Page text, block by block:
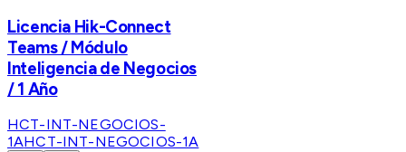
Licencia Hik-Connect
Teams / Módulo
Inteligencia de Negocios
/ 1 Año
HCT-INT-NEGOCIOS-
1AHCT-INT-NEGOCIOS-1A